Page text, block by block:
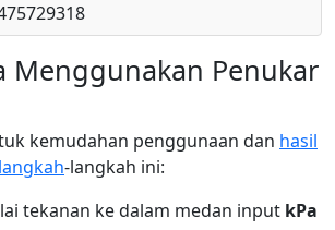
Menggunakan Penukar
kemudahan penggunaan dan hasil
langkah-langkah ini:
tekanan ke dalam medan input kPa